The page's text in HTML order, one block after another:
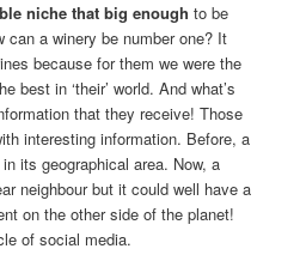
niche that big enough to be
can a winery be number one? It
because for them we were the
best in ‘their’ world. And what’s
that they receive! Those
interesting information. Before, a
its geographical area. Now, a
neighbour but it could well have a
on the other side of the planet!
of social media.